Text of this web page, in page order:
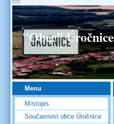
"Obec" Úročnice
Menu
Místopis
Současnost obce Úročnice